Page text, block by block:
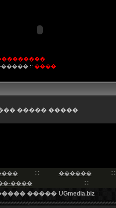
:: ����
����� �����
������
����
����� UGmedia.biz